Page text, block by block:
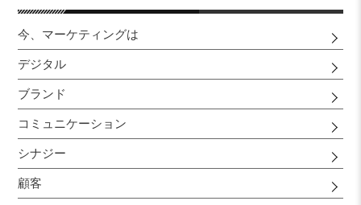
今、マーケティングは
デジタル
ブランド
コミュニケーション
シナジー
顧客